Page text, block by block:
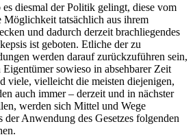
diesmal der Politik gelingt, diese vom
Möglichkeit tatsächlich aus ihrem
und dadurch derzeit brachliegendes
ist geboten. Etliche der zu
werden darauf zurückzuführen sein,
Eigentümer sowieso in absehbarer Zeit
viele, vielleicht die meisten diejenigen,
auch immer – derzeit und in nächster
werden sich Mittel und Wege
der Anwendung des Gesetzes folgenden